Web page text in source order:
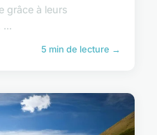
grâce à leurs
...
5 min de lecture →